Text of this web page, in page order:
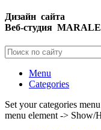
Дизайн сайта
Веб-студия
Menu
Categories
Set your categories
menu element -> Show/